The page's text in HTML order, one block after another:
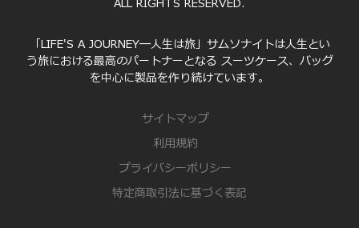
ALL RIGHTS RESERVED.
「LIFE'S A JOURNEY―人生は旅」サムソナイトは人生とい
う旅における最高のパートナーとなる スーツケース、バッグ
を中心に製品を作り続けています。
サイトマップ
利用規約
プライバシーポリシー
特定商取引法に基づく表記